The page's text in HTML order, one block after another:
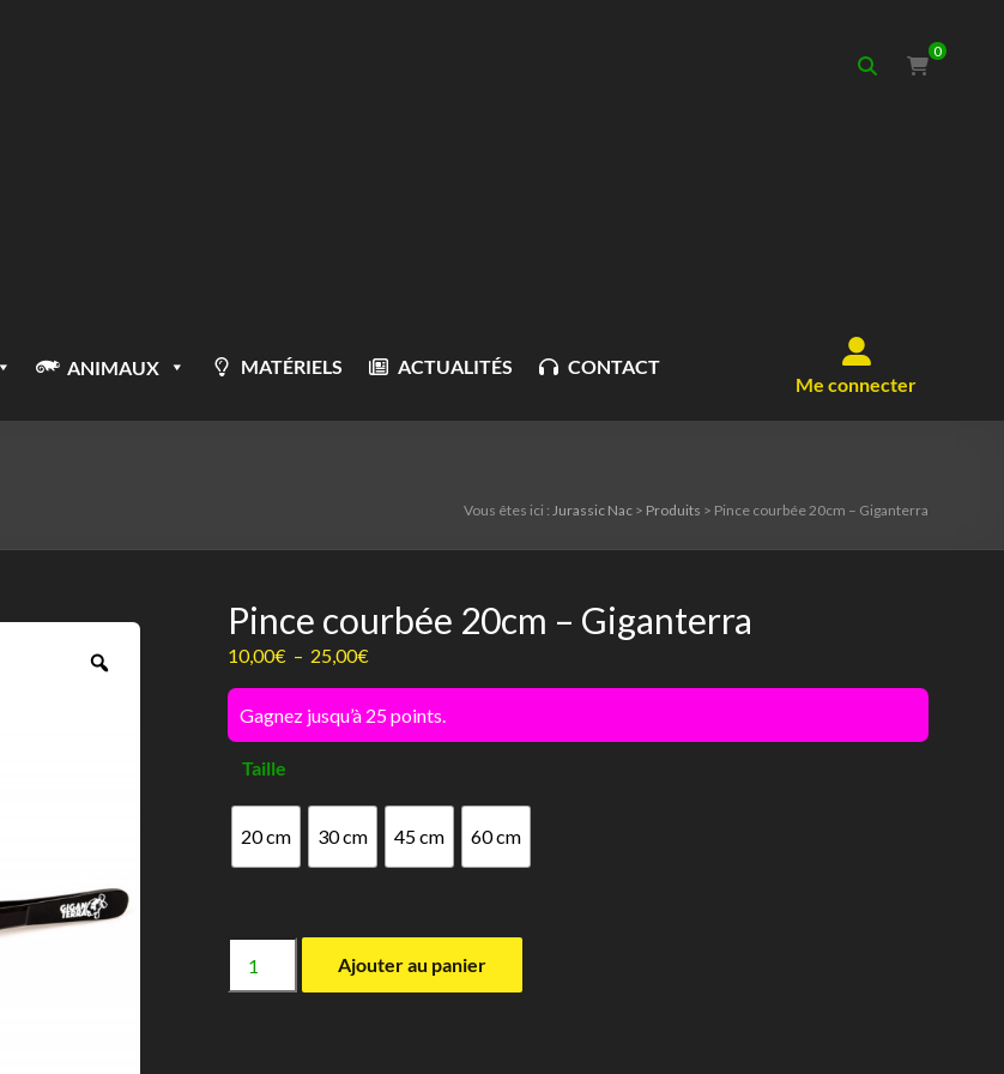
0
Me connecter
ANIMAUX MATÉRIELS ACTUALITÉS CONTACT
Vous êtes ici : Jurassic Nac > Produits > Pince courbée 20cm – Giganterra
Pince courbée 20cm – Giganterra
10,00€ – 25,00€
de
prix :
10,00€
Gagnez jusqu’à 25 points.
Taille
20 cm 30 cm 45 cm 60 cm
Ajouter au panier